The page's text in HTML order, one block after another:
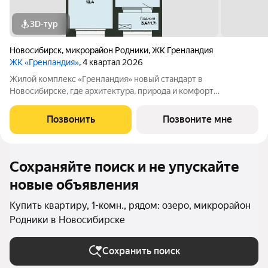
3D-тур
Новосибирск, микрорайон Родники,ЖК Гренландия
ЖК «Гренландия», 4 квартал 2026
Жилой комплекс «Гренландия» новый стандарт в
Новосибирске, где архитектура, природа и комфорт
скандинавский стиль жизни: простоту, минимализм, гармонию
с природой. Что делает «Гренландию»
Позвонить Позвоните мне
Сохраняйте поиск и не упускайте
новые объявления
Купить квартиру, 1-комн., рядом: озеро, микрорайон
Родники в Новосибирске
Сохранить поиск